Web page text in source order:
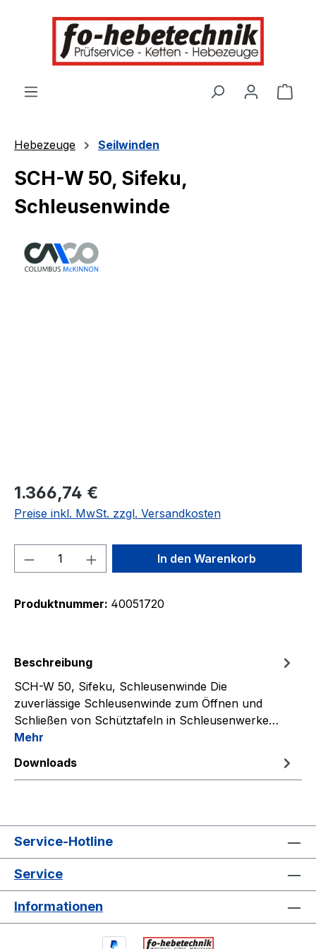
springen
Hebezeuge Seilwinden
SCH-W 50, Sifeku,
Schleusenwinde
1.366,74 €
Preise inkl. MwSt. zzgl. Versandkosten
Produkt Anzahl: Gib denIn den Warenkorb
Produktnummer: 40051720
Beschreibung
SCH-W 50, Sifeku, Schleusenwinde Die
zuverlässige Schleusenwinde zum Öffnen und
Schließen von Schütztafeln in Schleusenwerke…
Mehr
Downloads
Service-Hotline
Service
Informationen